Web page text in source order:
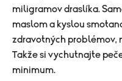
miligramov draslíka.
maslom a kyslou
zdravotných problémov,
Takže si vychutnajte
minimum.